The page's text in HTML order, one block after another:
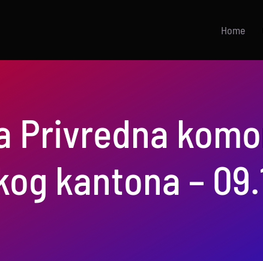
Home
Privredna
kantona –